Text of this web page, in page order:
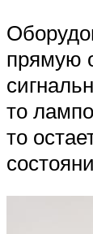
прямую
то
то